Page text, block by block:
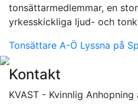
tonsättarmedlemmar, en
yrkesskickliga ljud- och
Tonsättare A-Ö Lyssna på
Kontakt
KVAST - Kvinnlig